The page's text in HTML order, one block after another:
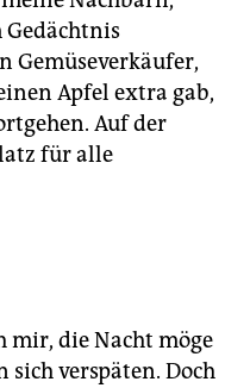
Gemüseverkäufer,
Apfel extra gab,
Auf der
für alle
mir, die Nacht möge
verspäten. Doch